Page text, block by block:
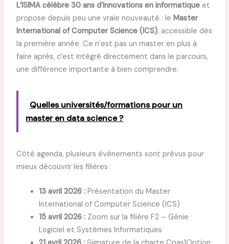
L’ISIMA célèbre 30 ans d’innovations en informatiqueet
propose depuis peu une vraie nouveauté : le Master
International of Computer Science (ICS), accessible dès
la première année. Ce n’est pas un master en plus à
faire après, c’est intégré directement dans le parcours,
une différence importante à bien comprendre.
Quelles universités/formations pour un
master en data science ?
Côté agenda, plusieurs événements sont prévus pour
mieux découvrir les filières :
13 avril 2026 :Présentation du Master
International of Computer Science (ICS)
15 avril 2026 :Zoom sur la filière F2 – Génie
Logiciel et Systèmes Informatiques